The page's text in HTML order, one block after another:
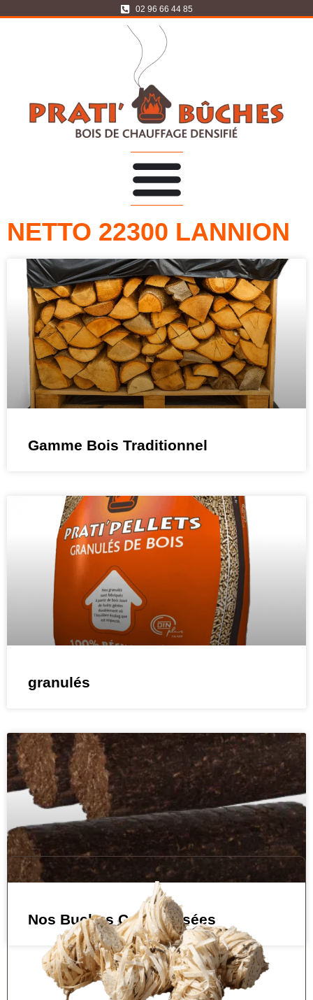
02 96 66 44 85
NETTO 22300 LANNION
Gamme Bois Traditionnel
granulés
Nos Buches Compressées